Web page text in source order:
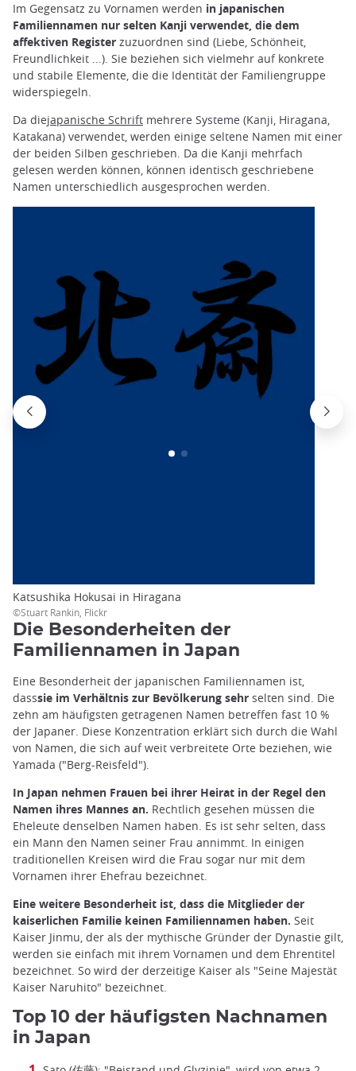
Im Gegensatz zu Vornamen werden in japanischen
Familiennamen nur selten Kanji verwendet, die dem
affektiven Register zuzuordnen sind (Liebe, Schönheit,
Freundlichkeit ...). Sie beziehen sich vielmehr auf konkrete
und stabile Elemente, die die Identität der Familiengruppe
widerspiegeln.
Da diejapanische Schrift mehrere Systeme (Kanji, Hiragana,
Katakana) verwendet, werden einige seltene Namen mit einer
der beiden Silben geschrieben. Da die Kanji mehrfach
gelesen werden können, können identisch geschriebene
Namen unterschiedlich ausgesprochen werden.
Katsushika Hokusai in Hiragana
©Stuart Rankin, Flickr
Die Besonderheiten der
Familiennamen in Japan
Eine Besonderheit der japanischen Familiennamen ist,
dasssie im Verhältnis zur Bevölkerung sehr selten sind. Die
zehn am häufigsten getragenen Namen betreffen fast 10 %
der Japaner. Diese Konzentration erklärt sich durch die Wahl
von Namen, die sich auf weit verbreitete Orte beziehen, wie
Yamada ("Berg-Reisfeld").
In Japan nehmen Frauen bei ihrer Heirat in der Regel den
Namen ihres Mannes an. Rechtlich gesehen müssen die
Eheleute denselben Namen haben. Es ist sehr selten, dass
ein Mann den Namen seiner Frau annimmt. In einigen
traditionellen Kreisen wird die Frau sogar nur mit dem
Vornamen ihrer Ehefrau bezeichnet.
Eine weitere Besonderheit ist, dass die Mitglieder der
kaiserlichen Familie keinen Familiennamen haben. Seit
Kaiser Jinmu, der als der mythische Gründer der Dynastie gilt,
werden sie einfach mit ihrem Vornamen und dem Ehrentitel
bezeichnet. So wird der derzeitige Kaiser als "Seine Majestät
Kaiser Naruhito" bezeichnet.
Top 10 der häufigsten Nachnamen
in Japan